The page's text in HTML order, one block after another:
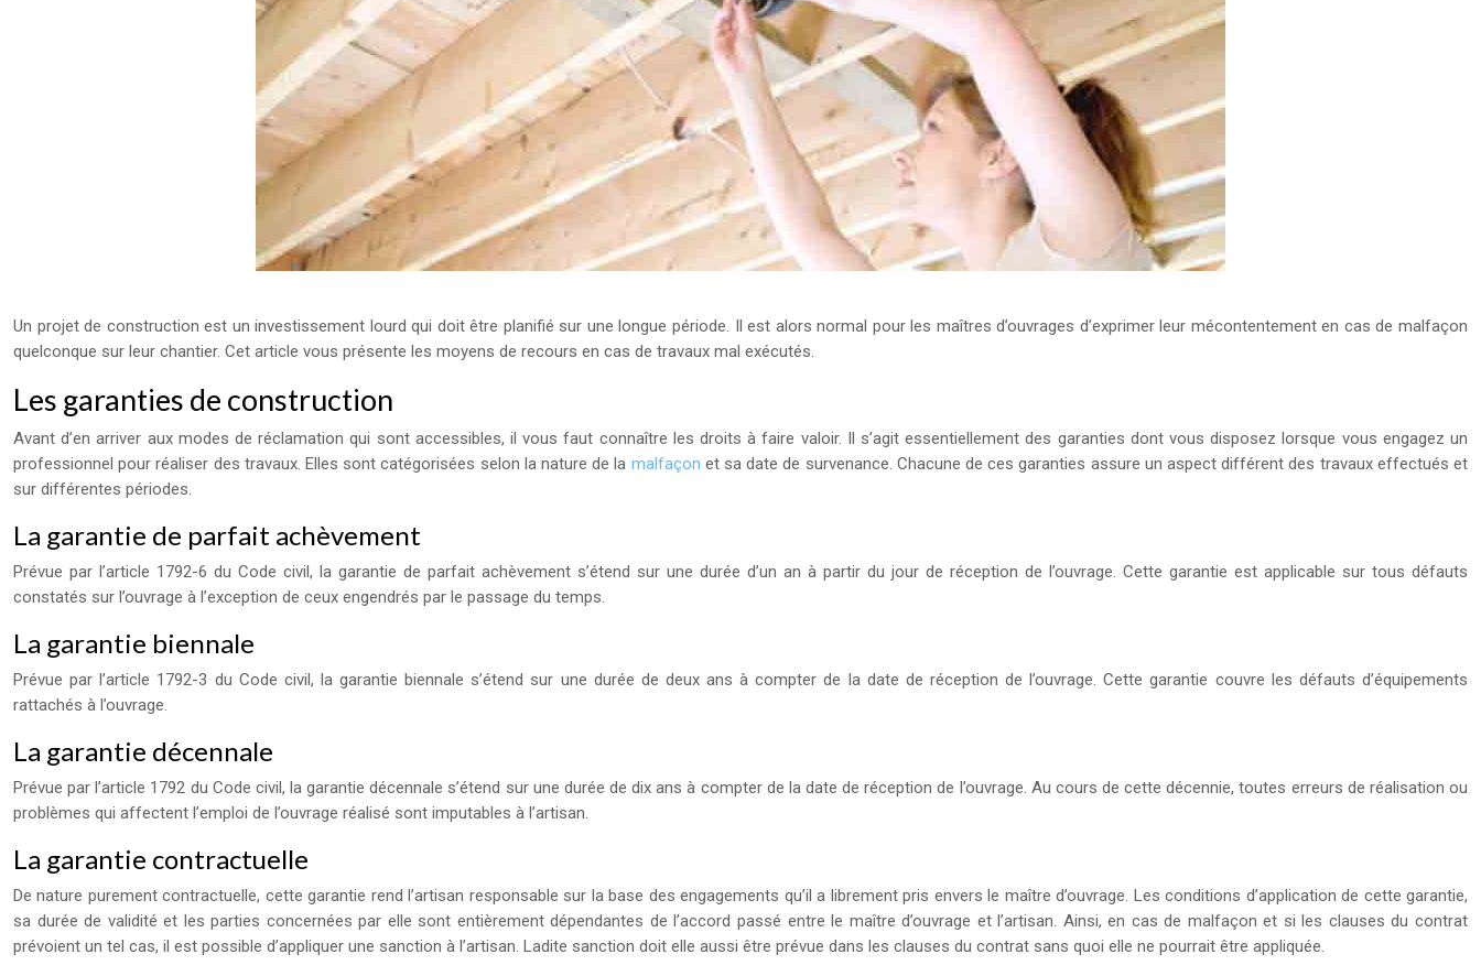
Un projet de construction est un investissement lourd qui doit être planifié sur une longue période. Il est alors normal pour les maîtres d’ouvrages d’exprimer leur mécontentement en cas de malfaçon
quelconque sur leur chantier. Cet article vous présente les moyens de recours en cas de travaux mal exécutés.
Les garanties de construction
Avant d’en arriver aux modes de réclamation qui sont accessibles, il vous faut connaître les droits à faire valoir. Il s’agit essentiellement des garanties dont vous disposez lorsque vous engagez un
professionnel pour réaliser des travaux. Elles sont catégorisées selon la nature de la malfaçon et sa date de survenance. Chacune de ces garanties assure un aspect différent des travaux effectués et
sur différentes périodes.
La garantie de parfait achèvement
Prévue par l’article 1792-6 du Code civil, la garantie de parfait achèvement s’étend sur une durée d’un an à partir du jour de réception de l’ouvrage. Cette garantie est applicable sur tous défauts
constatés sur l’ouvrage à l’exception de ceux engendrés par le passage du temps.
La garantie biennale
Prévue par l’article 1792-3 du Code civil, la garantie biennale s’étend sur une durée de deux ans à compter de la date de réception de l’ouvrage. Cette garantie couvre les défauts d’équipements
rattachés à l’ouvrage.
La garantie décennale
Prévue par l’article 1792 du Code civil, la garantie décennale s’étend sur une durée de dix ans à compter de la date de réception de l’ouvrage. Au cours de cette décennie, toutes erreurs de réalisation ou
problèmes qui affectent l’emploi de l’ouvrage réalisé sont imputables à l’artisan.
La garantie contractuelle
De nature purement contractuelle, cette garantie rend l’artisan responsable sur la base des engagements qu’il a librement pris envers le maître d’ouvrage. Les conditions d’application de cette garantie,
sa durée de validité et les parties concernées par elle sont entièrement dépendantes de l’accord passé entre le maître d’ouvrage et l’artisan. Ainsi, en cas de malfaçon et si les clauses du contrat
prévoient un tel cas, il est possible d’appliquer une sanction à l’artisan. Ladite sanction doit elle aussi être prévue dans les clauses du contrat sans quoi elle ne pourrait être appliquée.